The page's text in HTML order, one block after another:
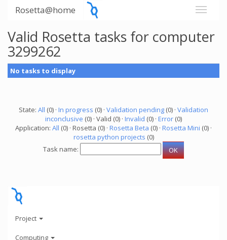
Rosetta@home
Valid Rosetta tasks for computer
3299262
No tasks to display
State: All (0) · In progress (0) · Validation pending (0) · Validation
inconclusive (0) · Valid (0) · Invalid (0) · Error (0)
Application: All (0) · Rosetta (0) · Rosetta Beta (0) · Rosetta Mini (0) ·
rosetta python projects (0)
Task name:
Project
Computing